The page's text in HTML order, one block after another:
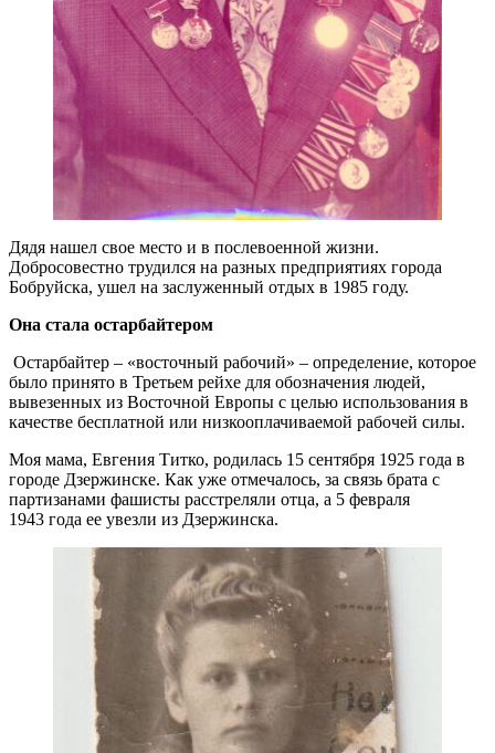
Дядя нашел свое место и в послевоенной жизни.
Добросовестно трудился на разных предприятиях города
Бобруйска, ушел на заслуженный отдых в 1985 году.
Она стала остарбайтером
Остарбайтер – «восточный рабочий» – определение, которое
было принято в Третьем рейхе для обозначения людей,
вывезенных из Восточной Европы с целью использования в
качестве бесплатной или низкооплачиваемой рабочей силы.
Моя мама, Евгения Титко, родилась 15 сентября 1925 года в
городе Дзержинске. Как уже отмечалось, за связь брата с
партизанами фашисты расстреляли отца, а 5 февраля
1943 года ее увезли из Дзержинска.